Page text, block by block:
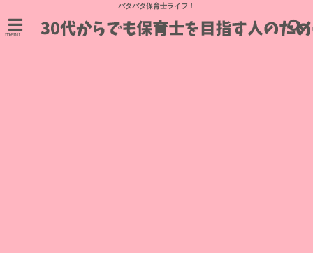
バタバタ保育士ライフ！
menu